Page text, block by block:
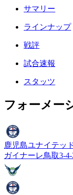
サマリー
ラインナップ
戦評
試合速報
スタッツ
フォーメー
鹿児島ユナイテッ
ガイナーレ鳥取3-4-